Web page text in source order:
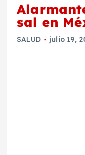
sal en
SALUD julio 19,